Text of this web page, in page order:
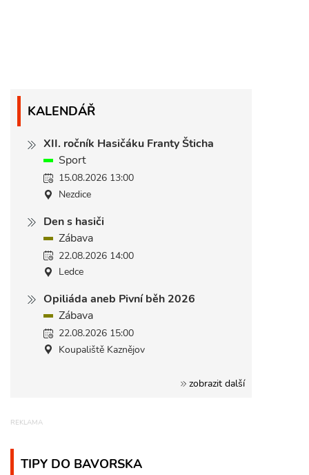
KALENDÁŘ
XII. ročník Hasičáku Franty Šticha
Sport
15.08.2026 13:00
Nezdice
Den s hasiči
Zábava
22.08.2026 14:00
Ledce
Opiliáda aneb Pivní běh 2026
Zábava
22.08.2026 15:00
Koupaliště Kaznějov
zobrazit další
TIPY DO BAVORSKA